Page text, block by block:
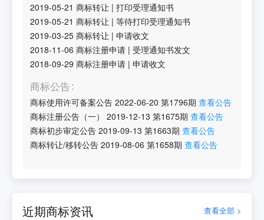
2019-05-21 商标转让 |打印受理通知书
2019-05-21 商标转让 |等待打印受理通知书
2019-03-25 商标转让 |申请收文
2018-11-06 商标注册申请 |受理通知书发文
2018-09-29 商标注册申请 |申请收文
商标公告
商标使用许可备案公告 2022-06-20 第1796期 查看公告
商标注册公告（一）
2019-12-13 第1675期 查看公告
商标初步审定公告 2019-09-13 第1663期 查看公告
商标转让/移转公告 2019-08-06 第1658期 查看公告
近期商标资讯 查看全部 >